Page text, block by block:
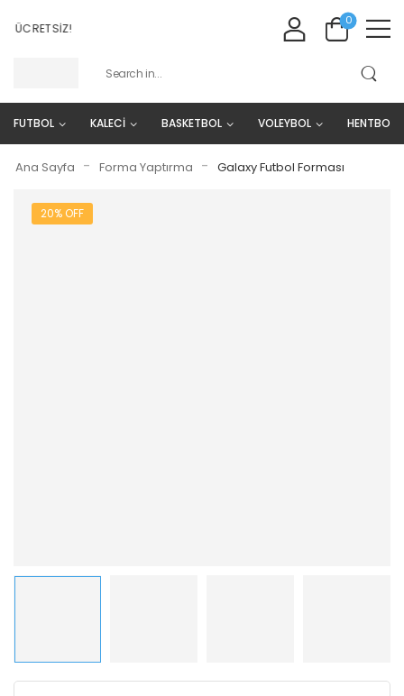
0
FUTBOL KALECİ BASKETBOL VOLEYBOL HENTBOL
Ana Sayfa - Forma Yaptırma - Galaxy Futbol Forması
20% OFF